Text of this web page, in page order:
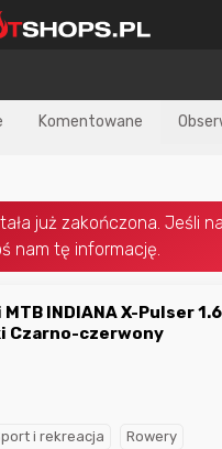
Komentowane
Czarno-czerwony
i rekreacja Rowery